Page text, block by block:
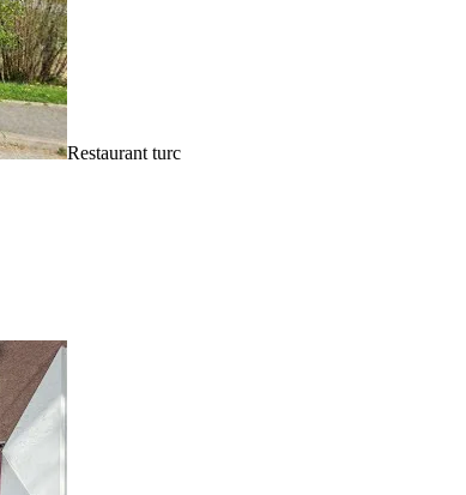
Restaurant turc